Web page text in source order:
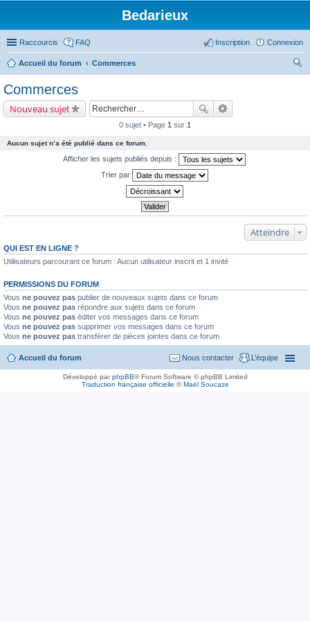
Bedarieux
Raccourcis FAQ Connexion
Inscription
Accueil du forum
Commerces
Commerces
Nouveau sujet
0 sujet • Page 1 sur 1
Aucun sujet n’a été publié dans ce forum.
Afficher les sujets publiés depuis :
Trier par
Atteindre
QUI EST EN LIGNE ?
Utilisateurs parcourant ce forum : Aucun utilisateur inscrit et 1 invité
PERMISSIONS DU FORUM
Vous ne pouvez pas publier de nouveaux sujets dans ce forum
Vous ne pouvez pas répondre aux sujets dans ce forum
Vous ne pouvez pas éditer vos messages dans ce forum
Vous ne pouvez pas supprimer vos messages dans ce forum
Vous ne pouvez pas transférer de pièces jointes dans ce forum
Accueil du forum L’équipe
Nous contacter
Développé parphpBB® Forum Software © phpBB Limited
Traduction française officielle ©Maël Soucaze